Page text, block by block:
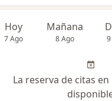
Hoy
7 Ago
Mañana
8 Ago
La reserva de citas